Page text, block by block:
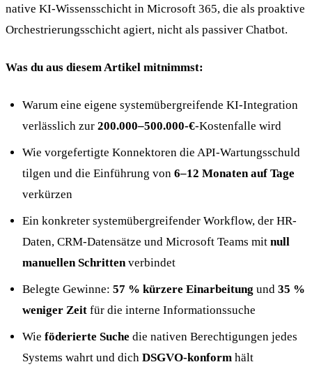
native KI-Wissensschicht in Microsoft 365, die als proaktive
Orchestrierungsschicht agiert, nicht als passiver Chatbot.
Was du aus diesem Artikel mitnimmst:
Warum eine eigene systemübergreifende KI-Integration
verlässlich zur 200.000–500.000-€-Kostenfalle wird
Wie vorgefertigte Konnektoren die API-Wartungsschuld
tilgen und die Einführung von 6–12 Monaten auf Tage
verkürzen
Ein konkreter systemübergreifender Workflow, der HR-
Daten, CRM-Datensätze und Microsoft Teams mit null
manuellen Schrittenverbindet
Belegte Gewinne: 57 % kürzere Einarbeitung und 35 %
weniger Zeit für die interne Informationssuche
Wie föderierte Suche die nativen Berechtigungen jedes
Systems wahrt und dich DSGVO-konform hält